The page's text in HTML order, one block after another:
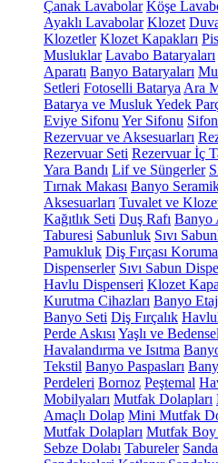
Çanak Lavabolar Köşe
Ayaklı Lavabolar Klozet
Klozetler Klozet Kapakları
Musluklar Lavabo Bataryaları
Aparatı Banyo Bataryaları
Setleri Fotoselli Batarya Ara
Batarya ve Musluk Yedek
Eviye Sifonu Yer Sifonu
Rezervuar ve Aksesuarları
Rezervuar Seti Rezervuar İç
Yara Bandı Lif ve Süngerler
Tırnak Makası Banyo
Aksesuarları Tuvalet ve
Kağıtlık Seti Duş Rafı Banyo
Taburesi Sabunluk Sıvı
Pamukluk Diş Fırçası
Dispenserler Sıvı Sabun
Havlu Dispenseri Klozet
Kurutma Cihazları Banyo
Banyo Seti Diş Fırçalık
Perde Askısı Yaşlı ve
Havalandırma ve Isıtma
Tekstil Banyo Paspasları
Perdeleri Bornoz Peştemal
Mobilyaları Mutfak Dolapları
Amaçlı Dolap Mini Mutfak
Mutfak Dolapları Mutfak Boy
Sebze Dolabı Tabureler